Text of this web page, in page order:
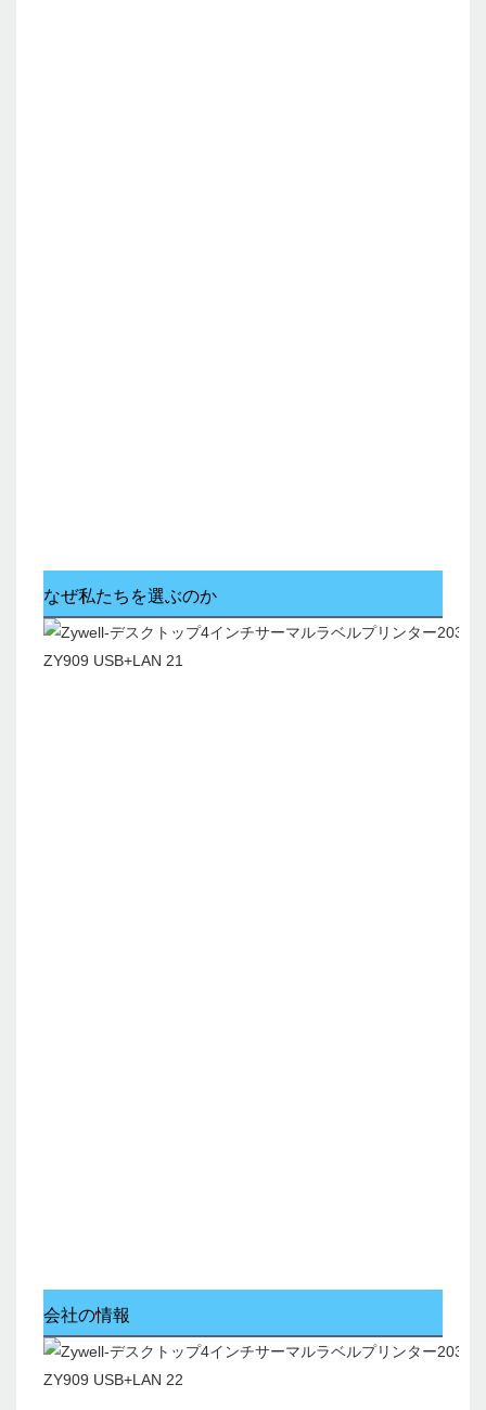
なぜ私たちを選ぶのか
会社の情報